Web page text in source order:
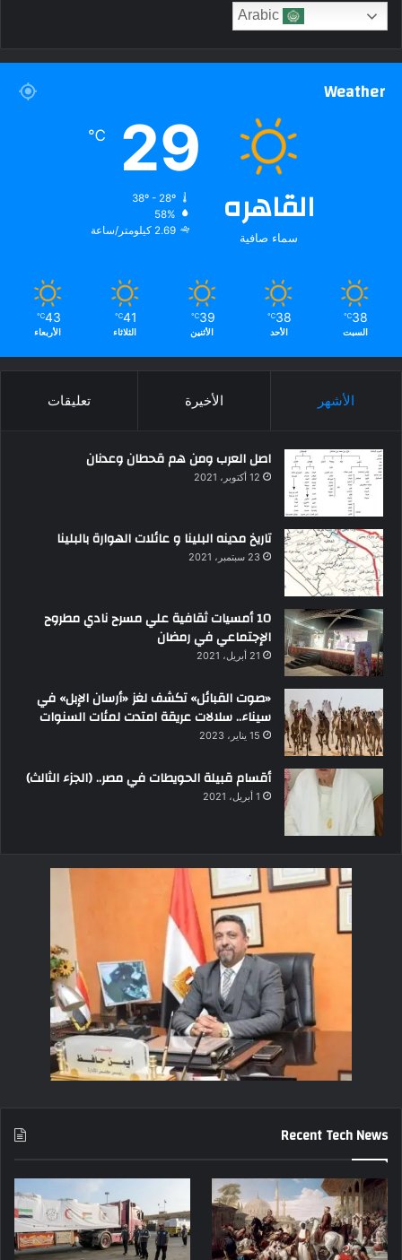
Weather
القاهره
سماء صافية
29
℃
38º - 28º
58%
2.69 كيلومتر/ساعة
38
℃
السبت
38
℃
الأحد
39
℃
الأثنين
41
℃
الثلاثاء
43
℃
الأربعاء
الأشهر الأخيرة تعليقات
اصل العرب ومن هم قحطان وعدنان
12 أكتوبر، 2021
تاريخ مدينه البلينا و عائلات الهوارة بالبلينا
23 سبتمبر، 2021
10 أمسيات ثقافية علي مسرح نادي مطروح
الإجتماعي في رمضان
21 أبريل، 2021
«صوت القبائل» تكشف لغز «أرسان الإبل» في
سيناء.. سلالات عريقة امتدت لمئات السنوات
15 يناير، 2023
أقسام قبيلة الحويطات في مصر.. (الجزء الثالث)
1 أبريل، 2021
Recent Tech News